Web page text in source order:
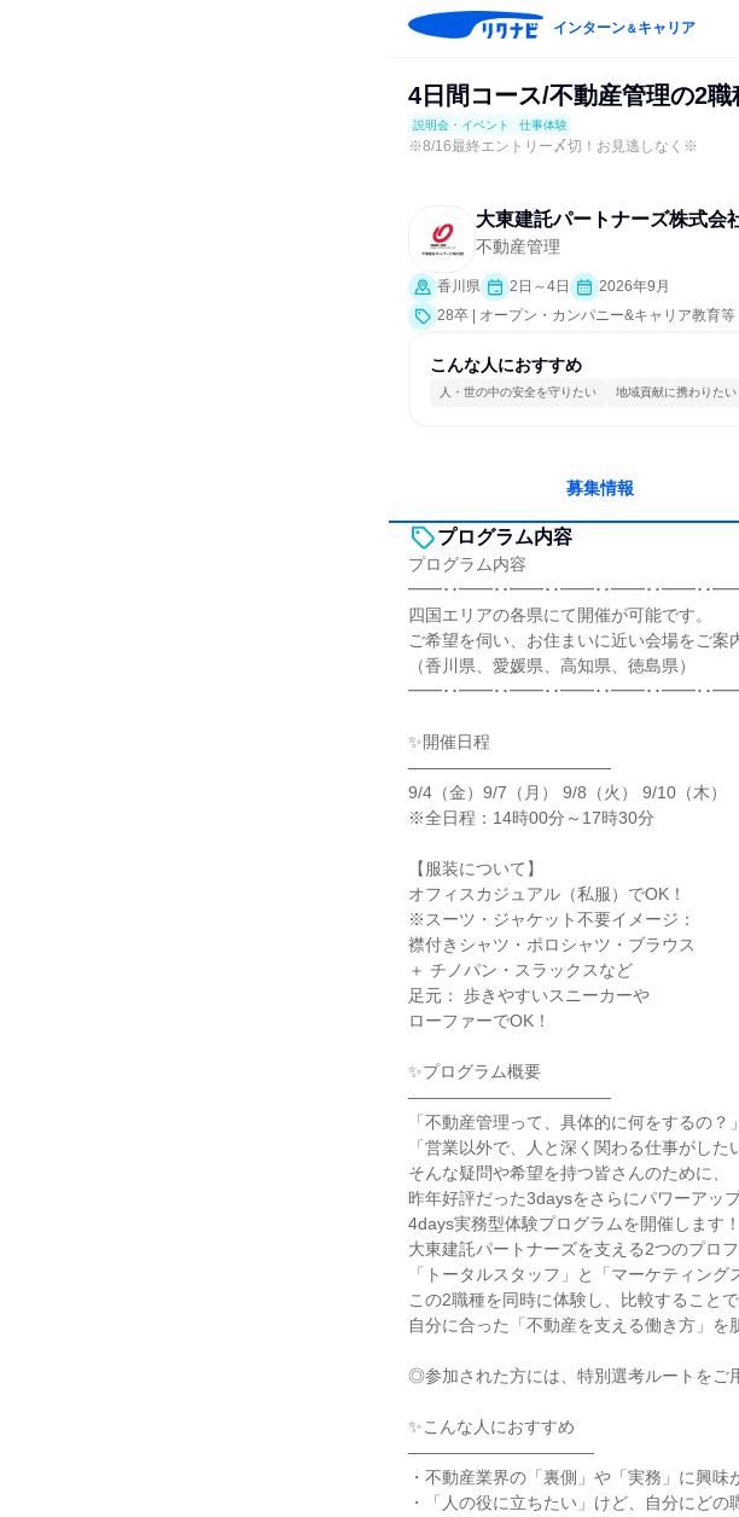
インターン＆キャリア
4日間コース/不動産管理の2
説明会・イベント 仕事体験
※8/16最終エントリー〆切！お見逃しなく※
大東建託パートナーズ株式会
不動産管理
香川県 2日～4日
2026年9月
28卒 | オープン・カンパニー&キャリア教育
こんな人におすすめ
人・世の中の安全を守りたい 地域貢献に携わりたい
募集情報
プログラム内容
プログラム内容
━━･･━━･･━━･･━━･･━━･･━━･･
四国エリアの各県にて開催が可能です。
ご希望を伺い、お住まいに近い会場をご案
（香川県、愛媛県、高知県、徳島県）
━━･･━━･･━━･･━━･･━━･･━━･･
✨開催日程
――――――――――――
9/4（金）9/7（月） 9/8（火） 9/10（木）
※全日程：14時00分～17時30分
【服装について】
オフィスカジュアル（私服）でOK！
※スーツ・ジャケット不要イメージ：
襟付きシャツ・ポロシャツ・ブラウス
＋ チノパン・スラックスなど
足元： 歩きやすいスニーカーや
ローファーでOK！
✨プログラム概要
――――――――――――
「不動産管理って、具体的に何をするの？」
「営業以外で、人と深く関わる仕事がした
そんな疑問や希望を持つ皆さんのために、
昨年好評だった3daysをさらにパワーアッ
4days実務型体験プログラムを開催します！
大東建託パートナーズを支える2つのプロフ
「トータルスタッフ」と「マーケティング
この2職種を同時に体験し、比較することで
自分に合った「不動産を支える働き方」を
◎参加された方には、特別選考ルートをご
✨こんな人におすすめ
―――――――――――
・不動産業界の「裏側」や「実務」に興味
・「人の役に立ちたい」けど、自分にどの